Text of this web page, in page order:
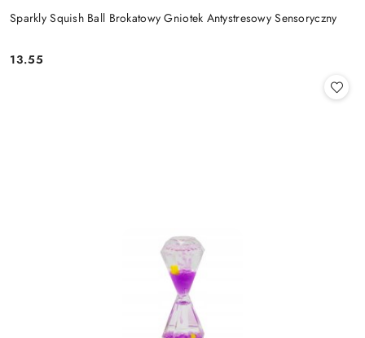
Sparkly Squish Ball Brokatowy Gniotek Antystresowy Sensoryczny
Cena:
13.55